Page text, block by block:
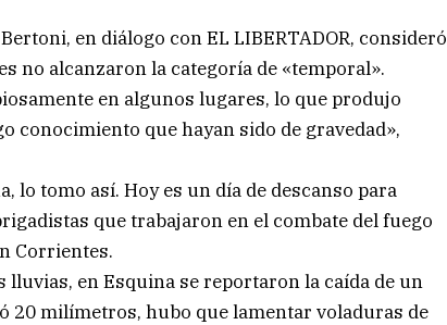
en diálogo con EL LIBERTADOR, consideró
no alcanzaron la categoría de «temporal».
en algunos lugares, lo que produjo
conocimiento que hayan sido de gravedad»,
lo tomo así. Hoy es un día de descanso para
que trabajaron en el combate del fuego
Corrientes.
en Esquina se reportaron la caída de un
20 milímetros, hubo que lamentar voladuras de